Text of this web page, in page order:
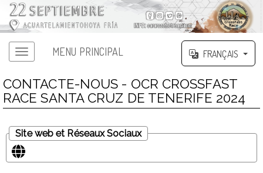
MENU PRINCIPAL FRANÇAIS
CONTACTE-NOUS - OCR CROSSFAST
RACE SANTA CRUZ DE TENERIFE 2024
Site web et Réseaux Sociaux